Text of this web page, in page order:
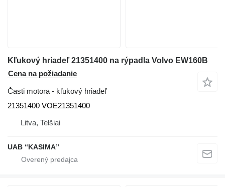
Kľukový hriadeľ 21351400 na rýpadla Volvo EW160B
Cena na požiadanie
Časti motora - kľukový hriadeľ
21351400 VOE21351400
Litva, Telšiai
UAB “KASIMA”